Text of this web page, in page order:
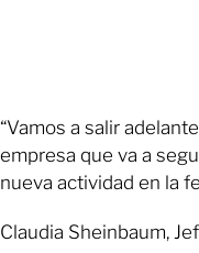
“Vamos a salir
empresa que va a
nueva actividad en la
Claudia Sheinbaum,